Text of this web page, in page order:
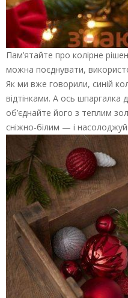
Пам’ятайте про колірне
можна поєднувати,
Як ми вже говорили, синій
відтінками. А ось шпаргалка
об’єднайте його з теплим
сніжно-білим — і